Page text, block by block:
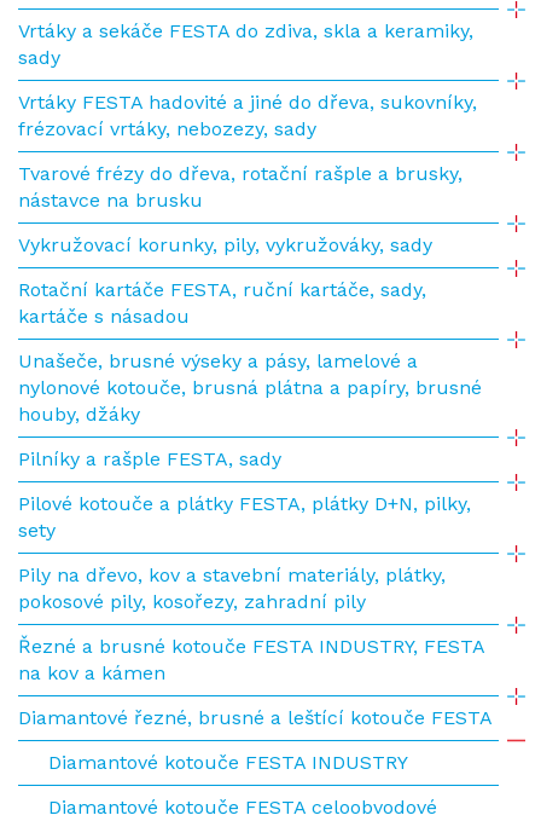
Vrtáky a sekáče FESTA do zdiva, skla a keramiky,
sady
Vrtáky FESTA hadovité a jiné do dřeva, sukovníky,
frézovací vrtáky, nebozezy, sady
Tvarové frézy do dřeva, rotační rašple a brusky,
nástavce na brusku
Vykružovací korunky, pily, vykružováky, sady
Rotační kartáče FESTA, ruční kartáče, sady,
kartáče s násadou
Unašeče, brusné výseky a pásy, lamelové a
nylonové kotouče, brusná plátna a papíry, brusné
houby, džáky
Pilníky a rašple FESTA, sady
Pilové kotouče a plátky FESTA, plátky D+N, pilky,
sety
Pily na dřevo, kov a stavební materiály, plátky,
pokosové pily, kosořezy, zahradní pily
Řezné a brusné kotouče FESTA INDUSTRY, FESTA
na kov a kámen
Diamantové řezné, brusné a leštící kotouče FESTA
Diamantové kotouče FESTA INDUSTRY
Diamantové kotouče FESTA celoobvodové